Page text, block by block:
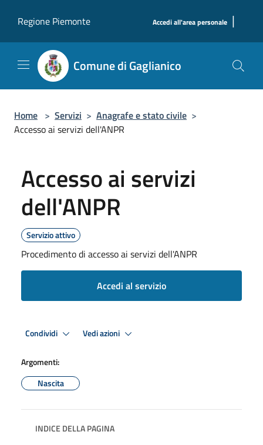
Regione Piemonte
Accedi all'area personale |
Comune di Gaglianico
Home > Servizi > Anagrafe e stato civile >
Accesso ai servizi dell'ANPR
Accesso ai servizi
dell'ANPR
Servizio attivo
Procedimento di accesso ai servizi dell'ANPR
Accedi al servizio
Condividi Vedi azioni
Argomenti:
Nascita
INDICE DELLA PAGINA